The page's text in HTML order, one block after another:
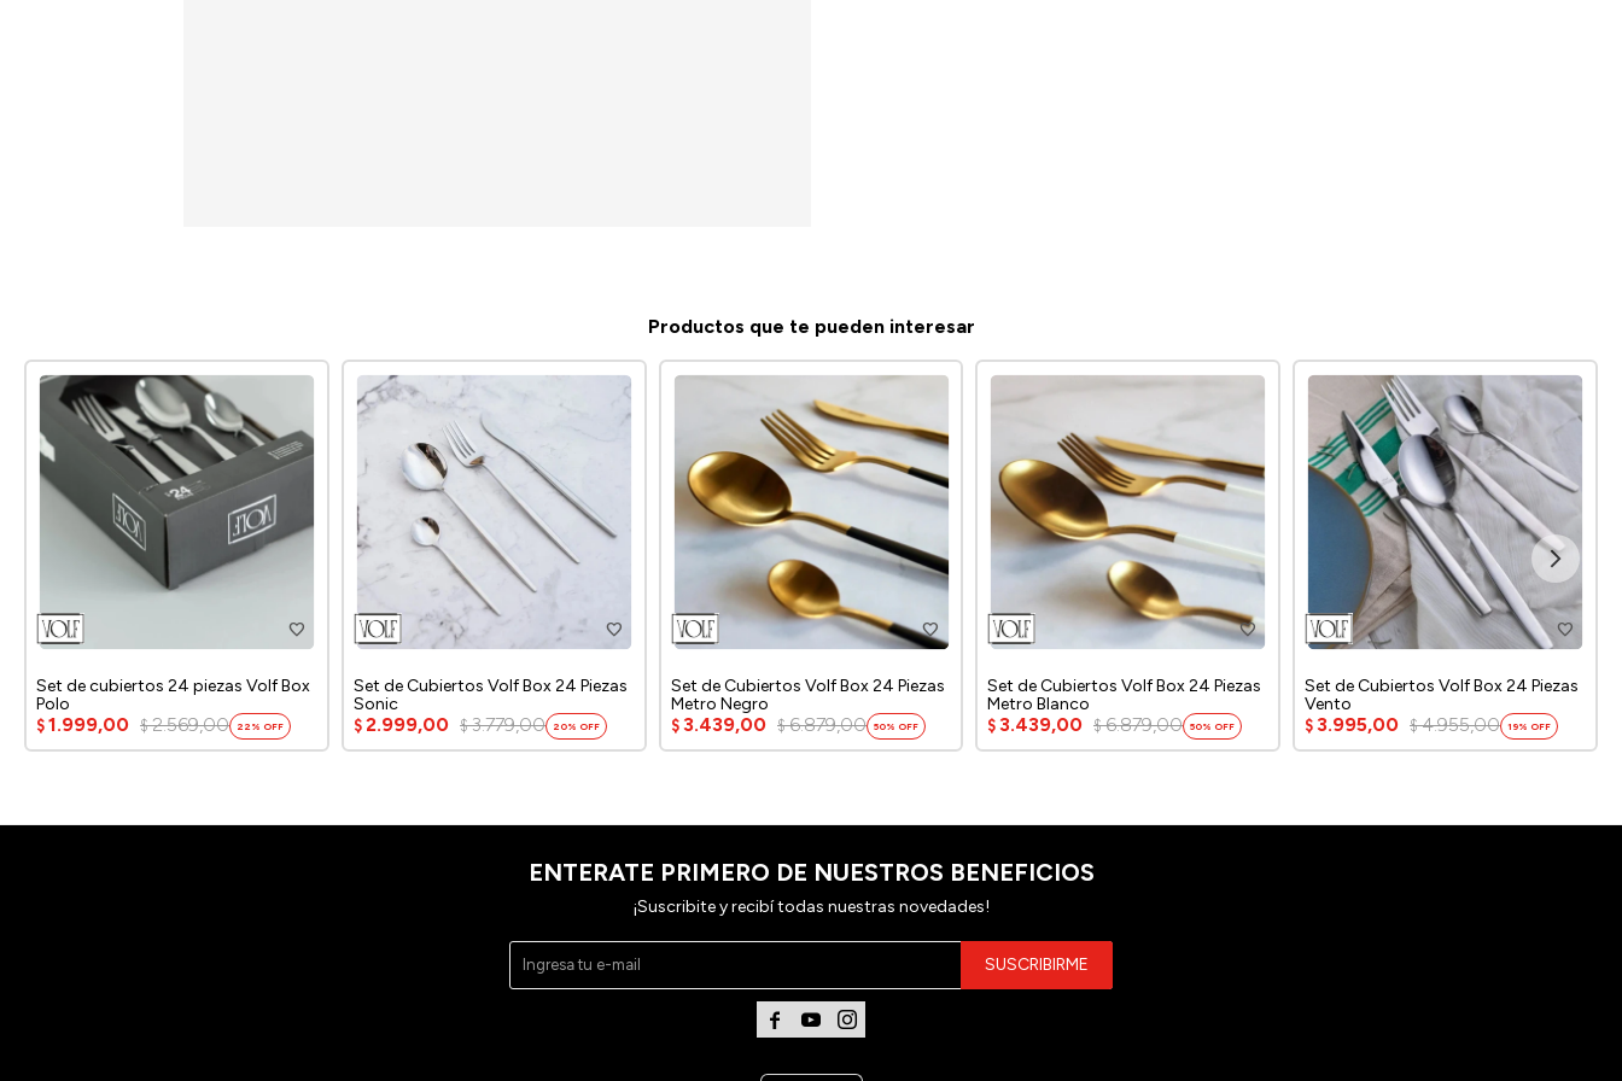
Productos que te pueden interesar
Set de cubiertos 24 piezas Volf Box
Polo
$ 1.999,00 $ 2.569,00 22
Set de Cubiertos Volf Box 24 Piezas
Sonic
$ 2.999,00 $ 3.779,00 20
Set de Cubiertos Volf Box 24 Piezas
Metro Negro
$ 3.439,00 $ 6.879,00 50
Set de Cubiertos Volf Box 24 Piezas
Metro Blanco
$ 3.439,00 $ 6.879,00 50
Set de Cubiertos Volf Box 24 Piezas
Vento
$ 3.995,00 $ 4.955,00 19
ENTERATE PRIMERO DE NUESTROS BENEFICIOS
¡Suscribite y recibí todas nuestras novedades!
SUSCRIBIRME
  